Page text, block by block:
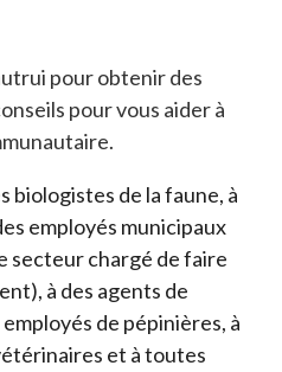
pour obtenir des
pour vous aider à
biologistes de la faune, à
employés municipaux
secteur chargé de faire
à des agents de
de pépinières, à
et à toutes